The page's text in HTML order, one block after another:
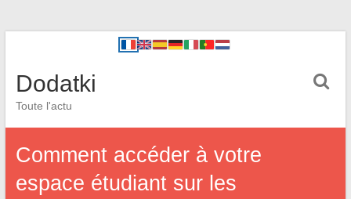
Dodatki
Toute l'actu
Comment accéder à votre
espace étudiant sur les